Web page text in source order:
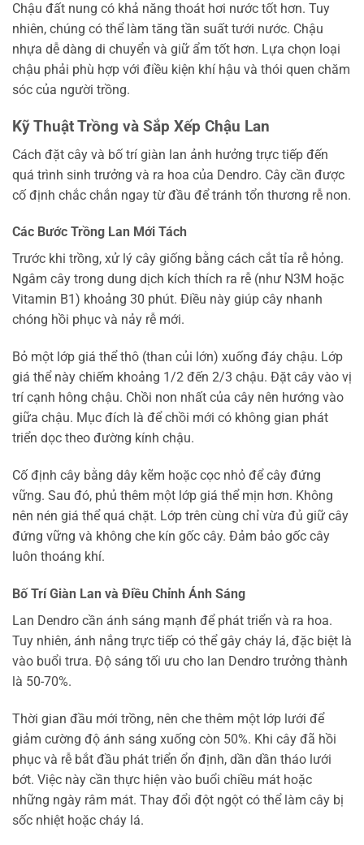
Chậu đất nung có khả năng thoát hơi nước tốt hơn. Tuy
nhiên, chúng có thể làm tăng tần suất tưới nước. Chậu
nhựa dễ dàng di chuyển và giữ ẩm tốt hơn. Lựa chọn loại
chậu phải phù hợp với điều kiện khí hậu và thói quen chăm
sóc của người trồng.
Kỹ Thuật Trồng và Sắp Xếp Chậu Lan
Cách đặt cây và bố trí giàn lan ảnh hưởng trực tiếp đến
quá trình sinh trưởng và ra hoa của Dendro. Cây cần được
cố định chắc chắn ngay từ đầu để tránh tổn thương rễ non.
Các Bước Trồng Lan Mới Tách
Trước khi trồng, xử lý cây giống bằng cách cắt tỉa rễ hỏng.
Ngâm cây trong dung dịch kích thích ra rễ (như N3M hoặc
Vitamin B1) khoảng 30 phút. Điều này giúp cây nhanh
chóng hồi phục và nảy rễ mới.
Bỏ một lớp giá thể thô (than củi lớn) xuống đáy chậu. Lớp
giá thể này chiếm khoảng 1/2 đến 2/3 chậu. Đặt cây vào vị
trí cạnh hông chậu. Chồi non nhất của cây nên hướng vào
giữa chậu. Mục đích là để chồi mới có không gian phát
triển dọc theo đường kính chậu.
Cố định cây bằng dây kẽm hoặc cọc nhỏ để cây đứng
vững. Sau đó, phủ thêm một lớp giá thể mịn hơn. Không
nên nén giá thể quá chặt. Lớp trên cùng chỉ vừa đủ giữ cây
đứng vững và không che kín gốc cây. Đảm bảo gốc cây
luôn thoáng khí.
Bố Trí Giàn Lan và Điều Chỉnh Ánh Sáng
Lan Dendro cần ánh sáng mạnh để phát triển và ra hoa.
Tuy nhiên, ánh nắng trực tiếp có thể gây cháy lá, đặc biệt là
vào buổi trưa. Độ sáng tối ưu cho lan Dendro trưởng thành
là 50-70%.
Thời gian đầu mới trồng, nên che thêm một lớp lưới để
giảm cường độ ánh sáng xuống còn 50%. Khi cây đã hồi
phục và rễ bắt đầu phát triển ổn định, dần dần tháo lưới
bớt. Việc này cần thực hiện vào buổi chiều mát hoặc
những ngày râm mát. Thay đổi đột ngột có thể làm cây bị
sốc nhiệt hoặc cháy lá.